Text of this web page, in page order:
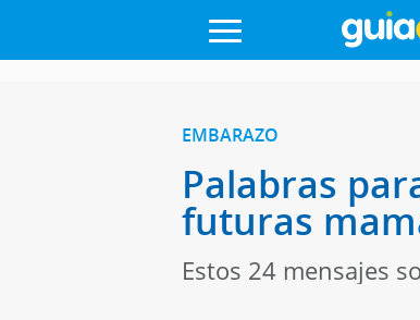
EMBARAZO
Palabras
futuras
Estos 24 mensajes